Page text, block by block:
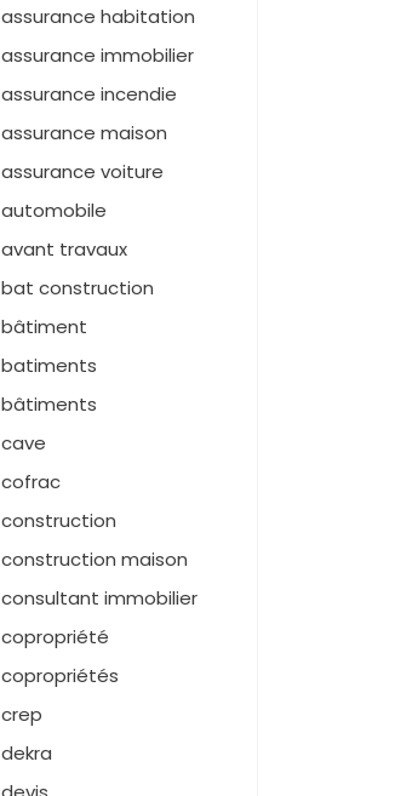
assurance habitation
assurance immobilier
assurance incendie
assurance maison
assurance voiture
automobile
avant travaux
bat construction
bâtiment
batiments
bâtiments
cave
cofrac
construction
construction maison
consultant immobilier
copropriété
copropriétés
crep
dekra